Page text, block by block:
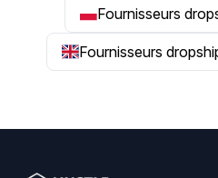
Fournisseurs
Fournisseurs